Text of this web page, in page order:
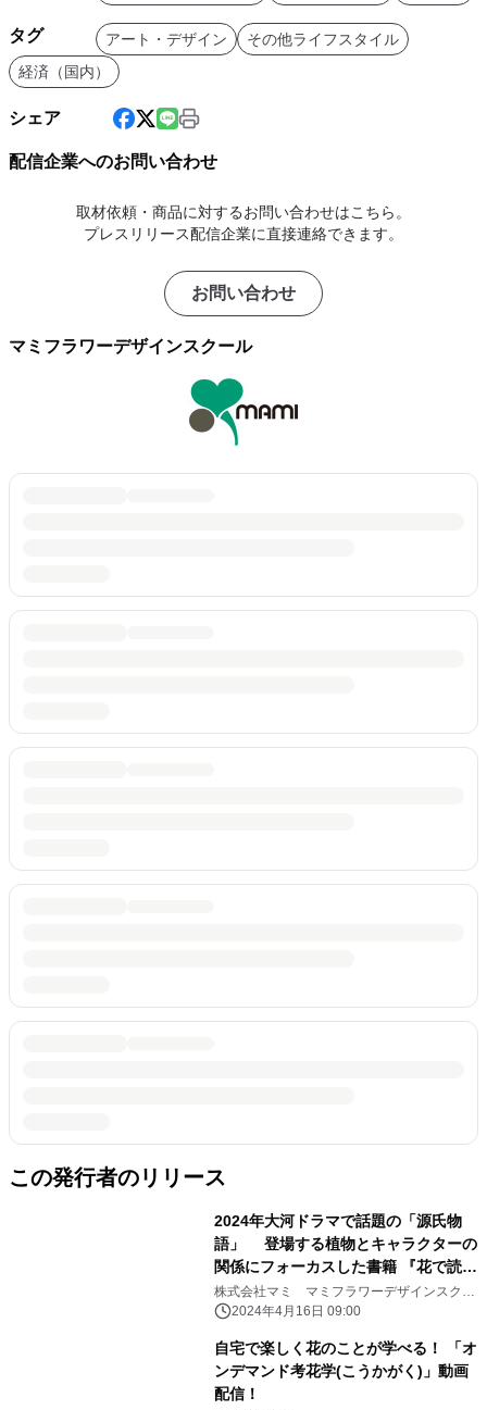
タグ アート・デザイン
その他ライフスタイル
経済（国内）
シェア
配信企業へのお問い合わせ
取材依頼・商品に対するお問い合わせはこちら。
プレスリリース配信企業に直接連絡できます。
お問い合わせ
マミフラワーデザインスクール
この発行者のリリース
2024年大河ドラマで話題の「源氏物
語」 登場する植物とキャラクターの
関係にフォーカスした書籍 『花で読み
とく「源氏物語」』～ストーリーの鍵
は植物だった～ 2024年4月16日発売
株式会社マミ マミフラワーデザインスクー
ル 2024年4月16日 09:00
自宅で楽しく花のことが学べる！ 「オ
ンデマンド考花学(こうかがく)」動画
配信！